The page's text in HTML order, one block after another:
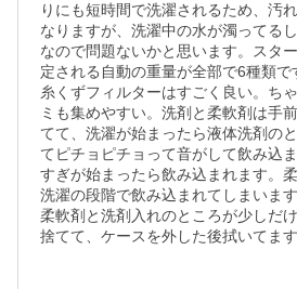
りにも短時間で洗濯されるため、汚
なりますが、洗濯中の水が濁ってる
なので問題ないかと思います。スタ
定される自動の重量が全部で6種類で
糸くずフィルターはすごく良い。ち
ミも集めやすい。洗剤と柔軟剤は手
てて、洗濯が始まったら液体洗剤の
てピチョピチョって音がして飲み込
すぎが始まったら飲み込まれます。
洗濯の段階で飲み込まれてしまいま
柔軟剤と洗剤入れのところが少しだ
捨てて、ケースを外した後拭いてます